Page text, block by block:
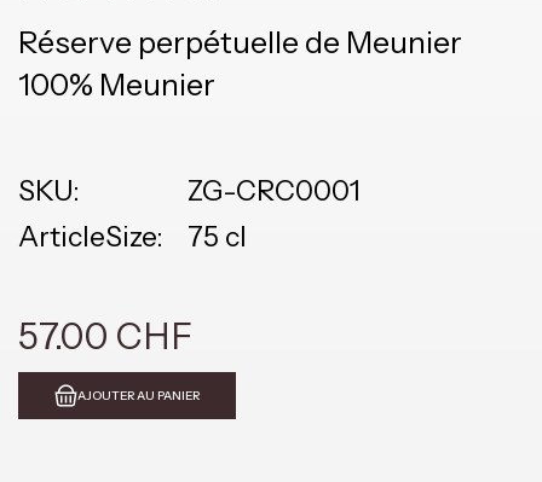
Réserve perpétuelle de Meunier
100% Meunier
SKU:
ZG-CRC0001
ArticleSize:
75 cl
57.00 CHF
AJOUTER AU PANIER